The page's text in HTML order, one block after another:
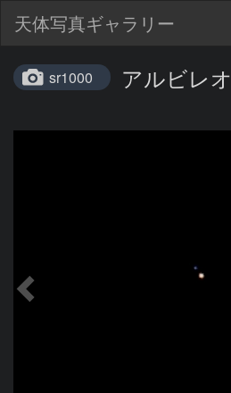
天体写真ギャラリー
sr1000 アルビレオ